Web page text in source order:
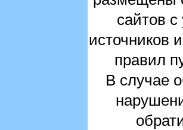
сайтов
источников
правил
В случае